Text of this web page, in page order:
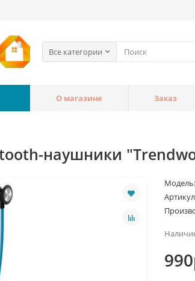
Все категории
О магазине Заказ
наушники
Модель: